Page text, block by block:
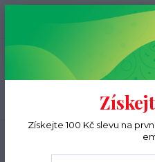
(Po-Pá, 9-15 hod.)
Získejte 100 Kč slevu na